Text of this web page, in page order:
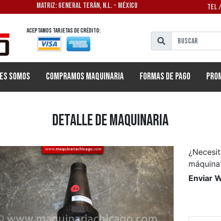
MATRIZ: GENERAL TERÁN, N.L. - MÉXICO TEL
Aceptamos tarjetas de crédito:
Somos Compramos Maquinaria Formas de Pago
Detalle de Maquinaria
Enviar